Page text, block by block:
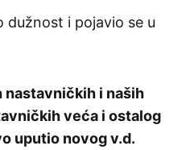
dužnost i pojavio se u
nastavničkih i naših
veća i ostalog
uputio novog v.d.